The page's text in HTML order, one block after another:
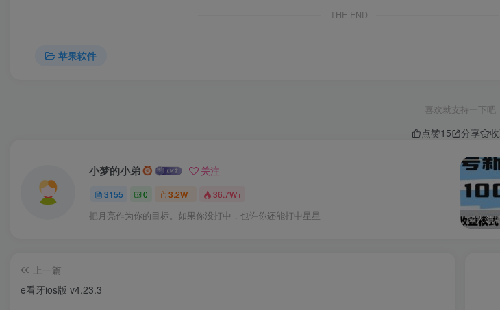
THE END
苹果软件
喜欢就支持一下吧
点赞15 分享
小梦的小弟 关注
3155 0 3.2W+ 36.7W+
把月亮作为你的目标。如果你没打中，也许你还能打中星星
上一篇
e看牙ios版 v4.23.3